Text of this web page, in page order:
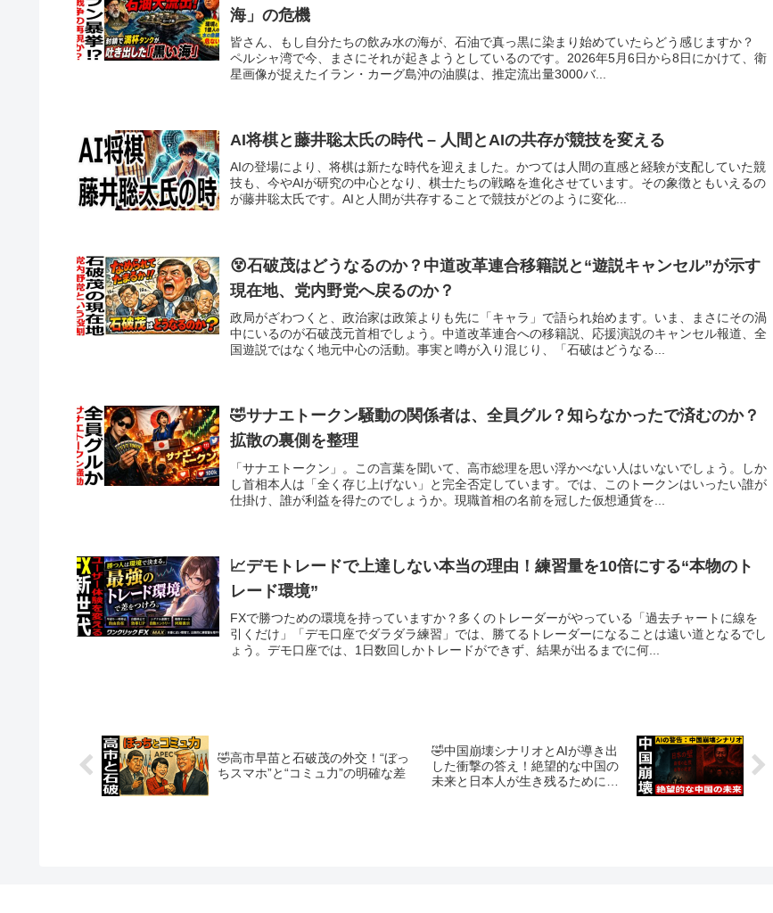
海」の危機
皆さん、もし自分たちの飲み水の海が、石油で真っ黒に染まり始めていたらどう感じますか？
ペルシャ湾で今、まさにそれが起きようとしているのです。2026年5月6日から8日にかけて、衛
星画像が捉えたイラン・カーグ島沖の油膜は、推定流出量3000バ...
AI将棋と藤井聡太氏の時代 – 人間とAIの共存が競技を変える
AIの登場により、将棋は新たな時代を迎えました。かつては人間の直感と経験が支配していた競
技も、今やAIが研究の中心となり、棋士たちの戦略を進化させています。その象徴ともいえるの
が藤井聡太氏です。AIと人間が共存することで競技がどのように変化...
😵石破茂はどうなるのか？中道改革連合移籍説と“遊説キャンセル”が示す
現在地、党内野党へ戻るのか？
政局がざわつくと、政治家は政策よりも先に「キャラ」で語られ始めます。いま、まさにその渦
中にいるのが石破茂元首相でしょう。中道改革連合への移籍説、応援演説のキャンセル報道、全
国遊説ではなく地元中心の活動。事実と噂が入り混じり、「石破はどうなる...
🤣サナエトークン騒動の関係者は、全員グル？知らなかったで済むのか？
拡散の裏側を整理
「サナエトークン」。この言葉を聞いて、高市総理を思い浮かべない人はいないでしょう。しか
し首相本人は「全く存じ上げない」と完全否定しています。では、このトークンはいったい誰が
仕掛け、誰が利益を得たのでしょうか。現職首相の名前を冠した仮想通貨を...
📈デモトレードで上達しない本当の理由！練習量を10倍にする“本物のト
レード環境”
FXで勝つための環境を持っていますか？多くのトレーダーがやっている「過去チャートに線を
引くだけ」「デモ口座でダラダラ練習」では、勝てるトレーダーになることは遠い道となるでし
ょう。デモ口座では、1日数回しかトレードができず、結果が出るまでに何...
🤣高市早苗と石破茂の外交！“ぼっ
ちスマホ”と“コミュ力”の明確な差
🤣中国崩壊シナリオとAIが導き出
した衝撃の答え！絶望的な中国の
未来と日本人が生き残るためにで